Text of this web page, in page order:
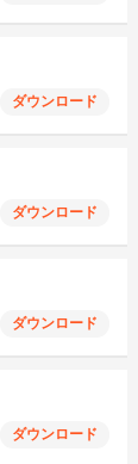
ダウンロード
ダウンロード
ダウンロード
ダウンロード